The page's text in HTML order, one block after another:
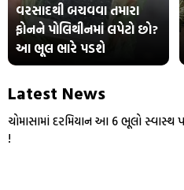
વરસાદથી બચવવા તમારા
ફોનને પોલિથીનમાં લપેટો છો?
આ ભૂલ ભારે પડશે
Latest News
ચોમાસામાં દરમિયાન આ 6 ભૂલો
!